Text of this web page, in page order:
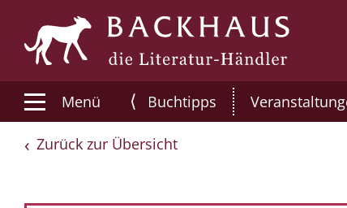
Menü ⟨ Buchtipps
Zurück zur Übersicht